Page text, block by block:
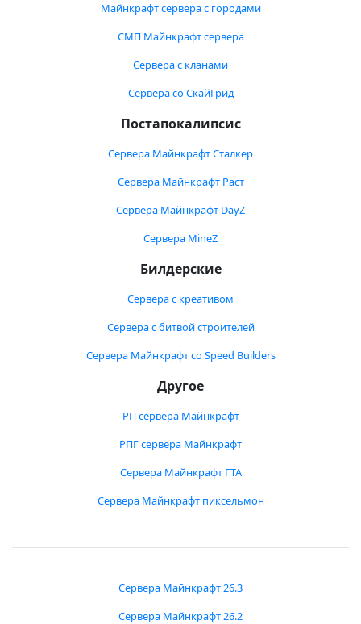
Майнкрафт сервера с городами
СМП Майнкрафт сервера
Сервера с кланами
Сервера со СкайГрид
Постапокалипсис
Сервера Майнкрафт Сталкер
Сервера Майнкрафт Раст
Сервера Майнкрафт DayZ
Сервера MineZ
Билдерские
Сервера с креативом
Сервера с битвой строителей
Сервера Майнкрафт со Speed Builders
Другое
РП сервера Майнкрафт
РПГ сервера Майнкрафт
Сервера Майнкрафт ГТА
Сервера Майнкрафт пиксельмон
Сервера Майнкрафт 26.3
Сервера Майнкрафт 26.2